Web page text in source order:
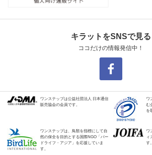
キラットをSNSで見る
ココだけの情報発信中！
ワンステップは公益社団法人 日本通信
販売協会の会員です。
ワ
む
を
ワンステップは、鳥類を指標にして自
然の保全を目的とする国際NGO「バー
ドライフ・アジア」を応援していま
す。
ワ
ィ
す。